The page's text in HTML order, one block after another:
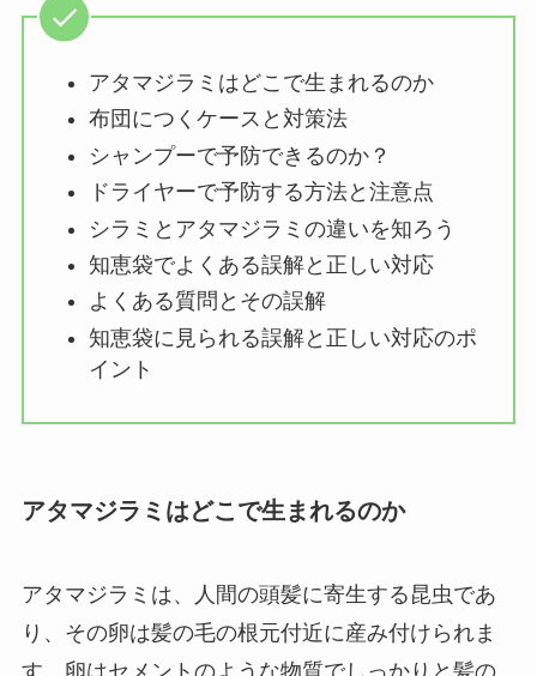
アタマジラミはどこで生まれるのか
布団につくケースと対策法
シャンプーで予防できるのか？
ドライヤーで予防する方法と注意点
シラミとアタマジラミの違いを知ろう
知恵袋でよくある誤解と正しい対応
よくある質問とその誤解
知恵袋に見られる誤解と正しい対応のポ
イント
アタマジラミはどこで生まれるのか
アタマジラミは、人間の頭髪に寄生する昆虫であ
り、その卵は髪の毛の根元付近に産み付けられま
す。​卵はセメントのような物質でしっかりと髪の